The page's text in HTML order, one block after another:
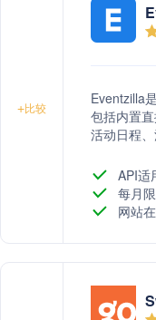
+比较
Eventzilla
包括内置
活动日程
API适
每月
网站